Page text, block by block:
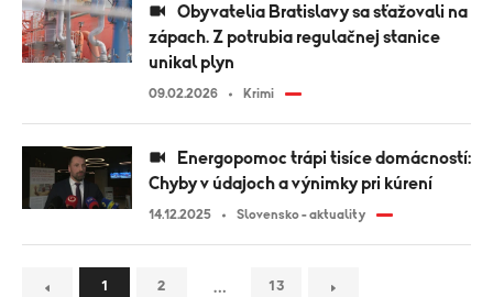
zápach. Z potrubia regulačnej stanice
unikal plyn
09.02.2026 Krimi
Chyby v údajoch a výnimky pri kúrení
14.12.2025 Slovensko - aktuality
1 2 … 13